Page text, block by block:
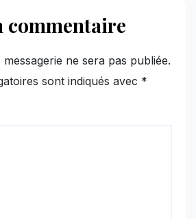
commentaire
ne sera pas publiée.
sont indiqués avec *